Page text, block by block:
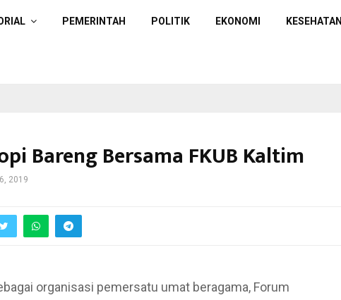
PEMERINTAH POLITIK EKONOMI KESEHATAN
Bareng Bersama FKUB Kaltim
2019
organisasi pemersatu umat beragama, Forum